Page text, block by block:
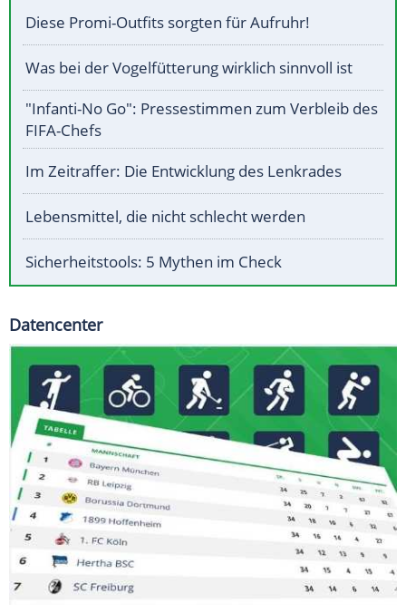
Diese Promi-Outfits sorgten für Aufruhr!
Was bei der Vogelfütterung wirklich sinnvoll ist
"Infanti-No Go": Pressestimmen zum Verbleib des
FIFA-Chefs
Im Zeitraffer: Die Entwicklung des Lenkrades
Lebensmittel, die nicht schlecht werden
Sicherheitstools: 5 Mythen im Check
Datencenter